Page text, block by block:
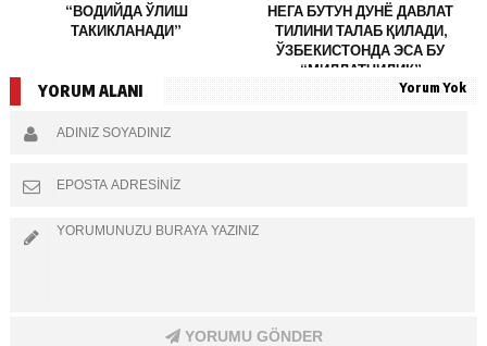
“ВОДИЙДА ЎЛИШ
ТАКИКЛАНАДИ”
НЕГА БУТУН ДУНЁ ДАВЛАТ
ТИЛИНИ ТАЛАБ ҚИЛАДИ,
ЎЗБЕКИСТОНДА ЭСА БУ
“МИЛЛАТЧИЛИК”
ҲИСОБЛАНАДИ?
YORUM ALANI Yorum Yok
YORUMU GÖNDER